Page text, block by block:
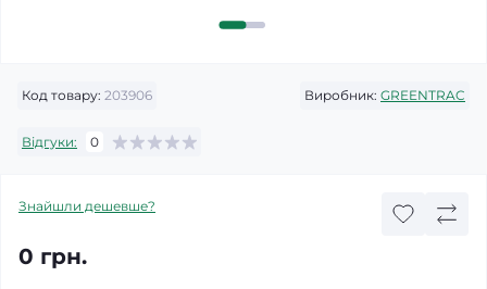
Код товару: 203906 Виробник: GREENTRAC
Відгуки: 0
Знайшли дешевше?
0 грн.